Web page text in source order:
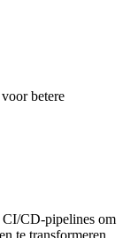
betere
CD-pipelines om
te transformeren